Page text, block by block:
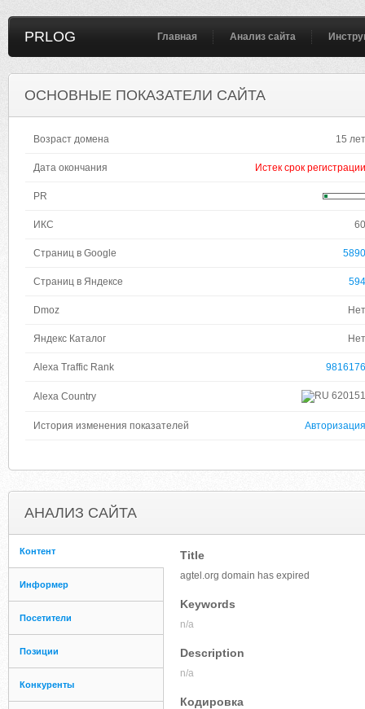
PRLOG Главная Анализ сайта
ОСНОВНЫЕ ПОКАЗАТЕЛИ САЙТА
Возраст домена 15 лет
Дата окончания Истек срок регистрации
PR
ИКС 60
Страниц в Google 5890
Страниц в Яндексе 594
Dmoz Нет
Яндекс Каталог Нет
Alexa Traffic Rank 9816176
Alexa Country 620151
История изменения показателей Авторизация
АНАЛИЗ САЙТА
Контент
Информер
Посетители
Позиции
Конкуренты
Title
agtel.org domain has expired
Keywords
n/a
Description
n/a
Кодировка